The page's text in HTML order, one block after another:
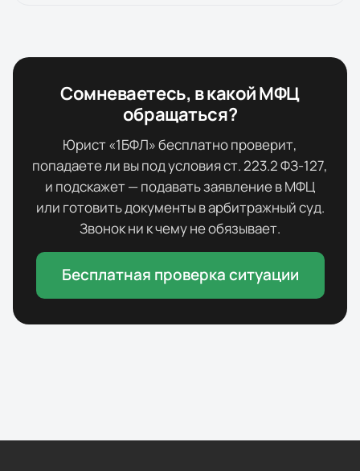
Сомневаетесь, в какой МФЦ
обращаться?
Юрист «1БФЛ» бесплатно проверит,
попадаете ли вы под условия ст. 223.2 ФЗ-127,
и подскажет — подавать заявление в МФЦ
или готовить документы в арбитражный суд.
Звонок ни к чему не обязывает.
Бесплатная проверка ситуации